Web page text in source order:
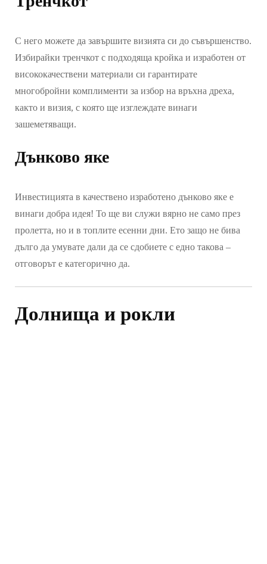
С него можете да завършите визията си до съвършенство.
Избирайки тренчкот с подходяща кройка и изработен от
висококачествени материали си гарантирате
многобройни комплименти за избор на връхна дреха,
както и визия, с която ще изглеждате винаги
зашеметяващи.
Дънково яке
Инвестицията в качествено изработено дънково яке е
винаги добра идея! То ще ви служи вярно не само през
пролетта, но и в топлите есенни дни. Ето защо не бива
дълго да умувате дали да се сдобиете с едно такова –
отговорът е категорично да.
Долнища и рокли